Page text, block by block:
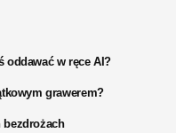
oddawać w ręce AI?
grawerem?
bezdrożach